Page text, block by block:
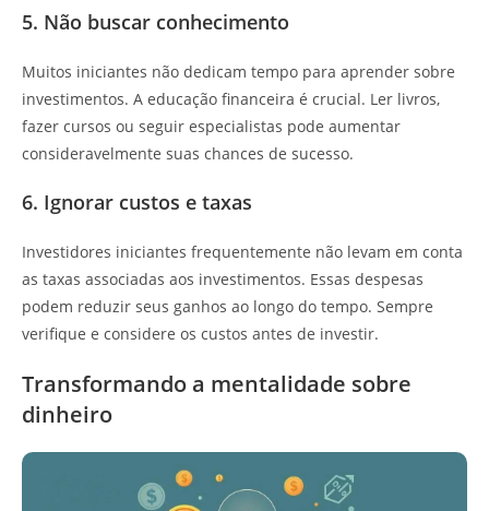
5. Não buscar conhecimento
Muitos iniciantes não dedicam tempo para aprender sobre
investimentos. A educação financeira é crucial. Ler livros,
fazer cursos ou seguir especialistas pode aumentar
consideravelmente suas chances de sucesso.
6. Ignorar custos e taxas
Investidores iniciantes frequentemente não levam em conta
as taxas associadas aos investimentos. Essas despesas
podem reduzir seus ganhos ao longo do tempo. Sempre
verifique e considere os custos antes de investir.
Transformando a mentalidade sobre
dinheiro